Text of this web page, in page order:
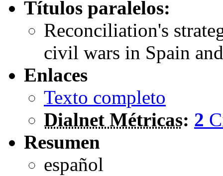
Títulos paralelos:
Reconciliation's
civil wars in Spain
Enlaces
Texto completo
Dialnet Métricas: 2
Resumen
español